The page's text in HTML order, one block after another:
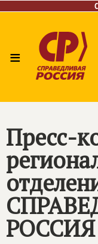
≡
Пресс-
РОССИЯ